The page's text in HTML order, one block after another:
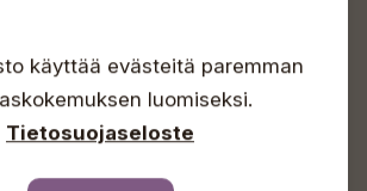
käyttää evästeitä paremman
luomiseksi.
Tietosuojaseloste